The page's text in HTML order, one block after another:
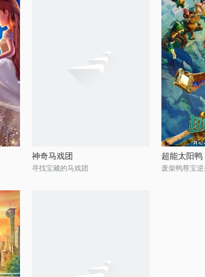
神奇马戏团
寻找宝藏的马戏团
超能太阳鸭
废柴鸭尊宝